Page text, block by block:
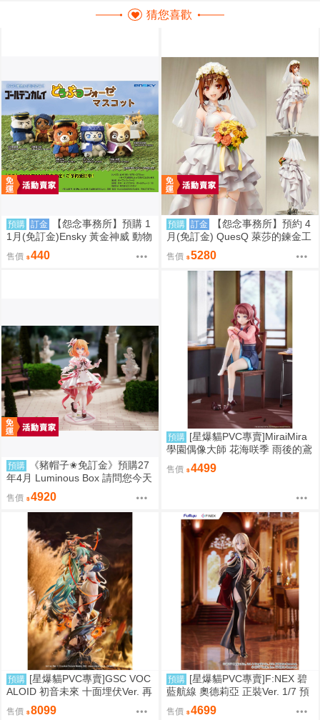
猜您喜歡
預購 訂金
【怨念事務所】預購 1
1月(免訂金)Ensky 黃金神威 動物
模樣坐姿娃吊飾 布偶 第1彈 6款
分售 三次再販 0816
售價 440
預購 訂金
【怨念事務所】預約 4
月(免訂金) QuesQ 萊莎的鍊金工
房 萊莎琳 斯托特 婚紗禮服Ver 1/
7 1025
售價 5280
預購
《豬帽子✬免訂金》預購27
年4月 Luminous Box 請問您今天
要來點兔子嗎？ 心愛 禮服Ver 1/
7 0906
售價 4920
預購 [星爆貓PVC專賣]MiraiMira
學園偶像大師 花海咲季 雨後的鳶
尾花 特訓前Ver. 1/7 預計2027/07
到貨
售價 4499
預購 [星爆貓PVC專賣]GSC VOC
ALOID 初音未來 十面埋伏Ver. 再
版 預計2027/10到貨
售價 8099
預購 [星爆貓PVC專賣]F:NEX 碧
藍航線 奧德莉亞 正裝Ver. 1/7 預
計2027/06到貨
售價 4699